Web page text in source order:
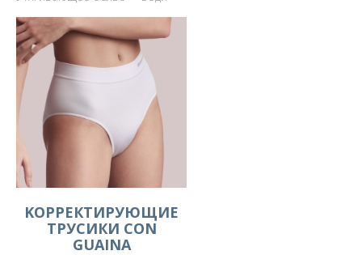
KОРРЕКТИРУЮЩИЕ
ТРУСИКИ CON
GUAINA